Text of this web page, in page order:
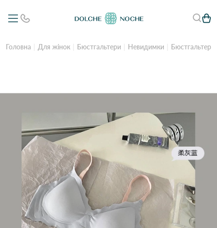
Головна Для жінок Бюстгальтери Невидимки Бюстгальтер